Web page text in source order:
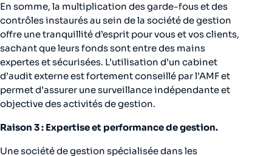
En somme, la multiplication des garde-fous et des
contrôles instaurés au sein de la société de gestion
offre une tranquillité d’esprit pour vous et vos clients,
sachant que leurs fonds sont entre des mains
expertes et sécurisées. L’utilisation d’un cabinet
d’audit externe est fortement conseillé par l’AMF et
permet d’assurer une surveillance indépendante et
objective des activités de gestion.
Raison 3 : Expertise et performance de gestion.
Une société de gestion spécialisée dans les